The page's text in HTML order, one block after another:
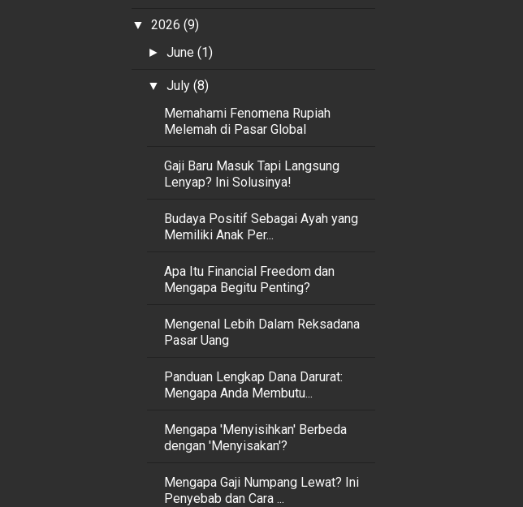
▼ 2026 (9)
►June(1)
▼July(8)
Memahami Fenomena Rupiah
Melemah di Pasar Global
Gaji Baru Masuk Tapi Langsung
Lenyap? Ini Solusinya!
Budaya Positif Sebagai Ayah yang
Memiliki Anak Per...
Apa Itu Financial Freedom dan
Mengapa Begitu Penting?
Mengenal Lebih Dalam Reksadana
Pasar Uang
Panduan Lengkap Dana Darurat:
Mengapa Anda Membutu...
Mengapa 'Menyisihkan' Berbeda
dengan 'Menyisakan'?
Mengapa Gaji Numpang Lewat? Ini
Penyebab dan Cara ...